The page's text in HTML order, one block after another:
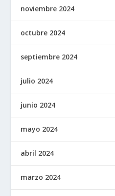
noviembre 2024
octubre 2024
septiembre 2024
julio 2024
junio 2024
mayo 2024
abril 2024
marzo 2024